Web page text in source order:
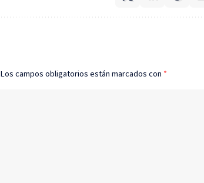
Los campos obligatorios están marcados con *